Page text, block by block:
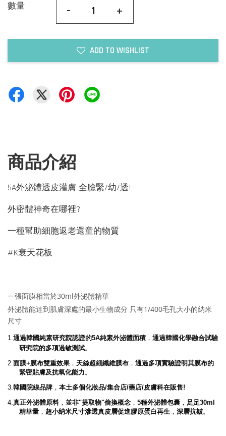
數量 - +
ADD TO WISHLIST
商品介紹
5A外泌體透皮灌膚 全臉緊/幼/透!
外密體神奇在哪裡?
一種幫助細胞返老還童的物質
#K衰天花板
一張面膜相當於30ml外泌體精華
外泌體能達到肌膚深處的最小生物成分 只有1/400毛孔大小的納米
尺寸
1.通過韓國純素研究院認證的5A純素外泌體面積， 通過韓國化學融合試驗
研究院的多項過敏測試。
2.面膜+膜布雙重效果 ， 天絲超細纖維膜布 ， 通過多項實驗證明其膜布的
緊密貼膚及抗氧化能力。
3.韓國院線品牌 ， 本土多個化妝品/集合店/藥店/皮膚科在販售!
4.真正外泌體原料， 並非"提取物"偷換概念 ， 5種外泌體包囊 ， 足足30ml
精華量 ， 超小納米尺寸滲透真皮層促進膠原蛋白再生 ， 深層抗皺。